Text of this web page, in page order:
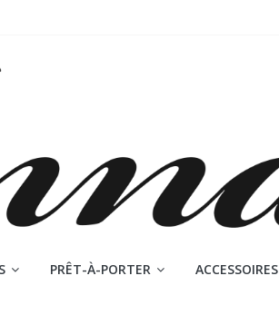
PRÊT-À-PORTER ACCESSOIRES